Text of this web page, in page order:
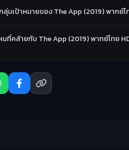
ลุ่มเป้าหมายของ The App (2019) พากย์ไ
นที่คล้ายกับ The App (2019) พากย์ไทย